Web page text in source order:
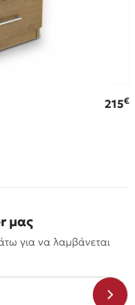
215€
μας
για να λαμβάνεται